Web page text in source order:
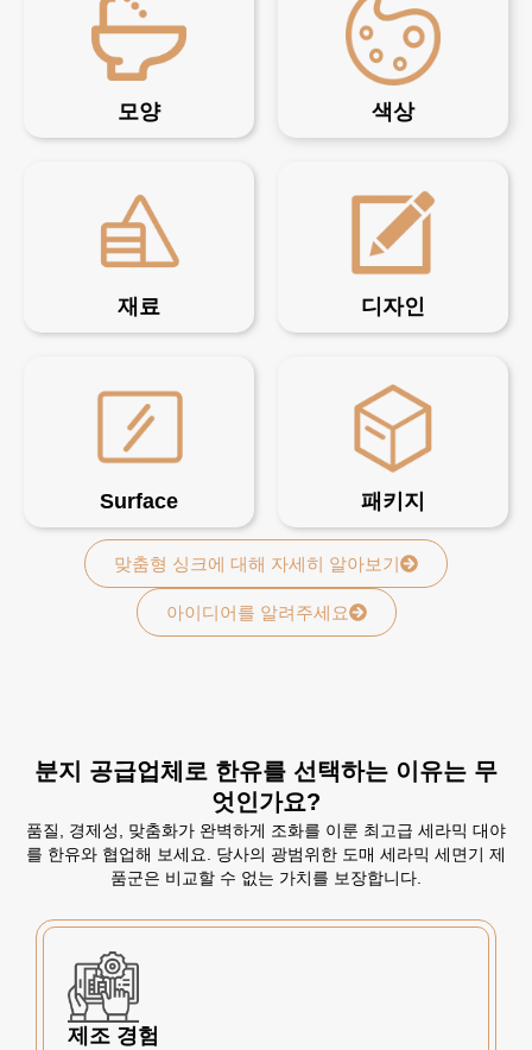
모양 색상
재료 디자인
Surface 패키지
맞춤형 싱크에 대해 자세히 알아보기
아이디어를 알려주세요
분지 공급업체로 한유를 선택하는 이유는 무
엇인가요?
품질, 경제성, 맞춤화가 완벽하게 조화를 이룬 최고급 세라믹 대야
를 한유와 협업해 보세요. 당사의 광범위한 도매 세라믹 세면기 제
품군은 비교할 수 없는 가치를 보장합니다.
제조 경험